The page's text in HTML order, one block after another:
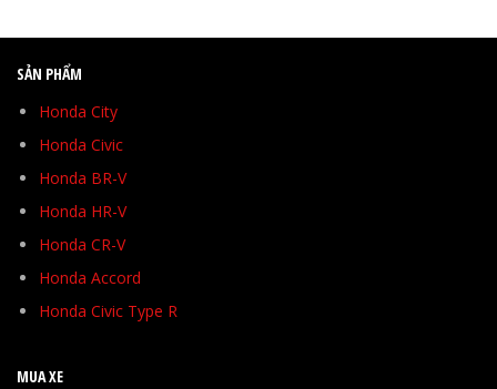
SẢN PHẨM
Honda City
Honda Civic
Honda BR-V
Honda HR-V
Honda CR-V
Honda Accord
Honda Civic Type R
MUA XE